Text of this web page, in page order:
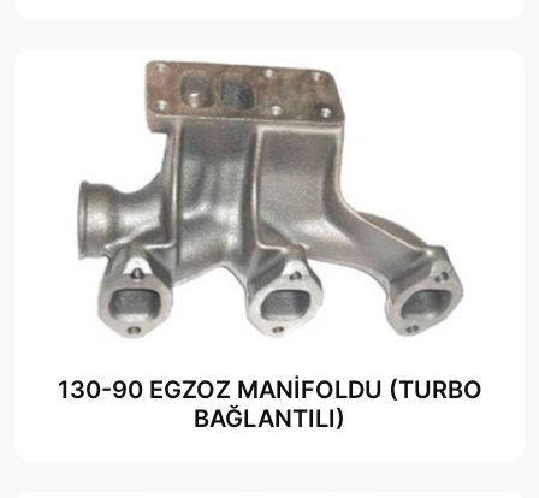
130-90 EGZOZ MANİFOLDU (TURBO
BAĞLANTILI)